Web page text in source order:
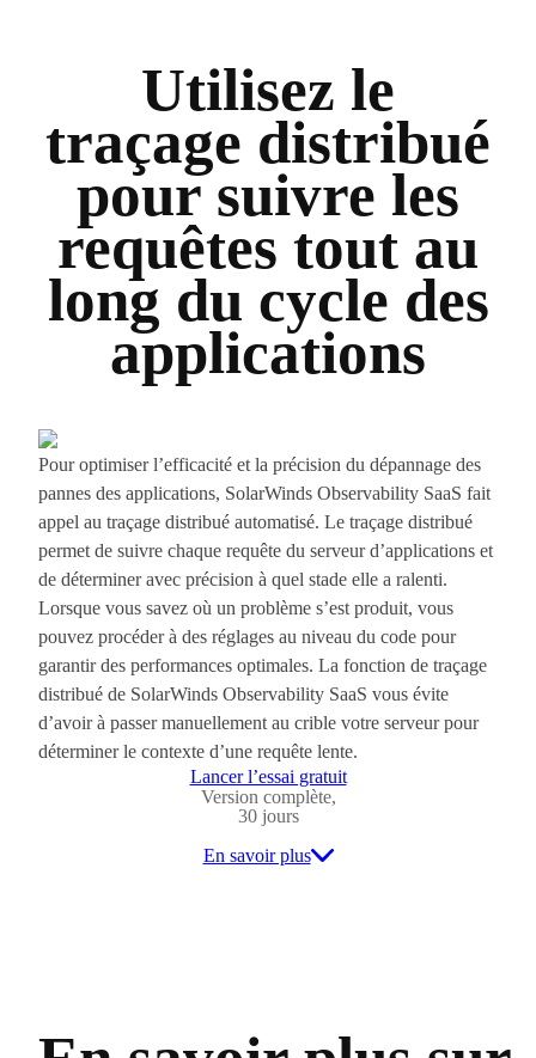
Utilisez le
traçage distribué
pour suivre les
requêtes tout au
long du cycle des
applications
Pour optimiser l’efficacité et la précision du dépannage des
pannes des applications, SolarWinds Observability SaaS fait
appel au traçage distribué automatisé. Le traçage distribué
permet de suivre chaque requête du serveur d’applications et
de déterminer avec précision à quel stade elle a ralenti.
Lorsque vous savez où un problème s’est produit, vous
pouvez procéder à des réglages au niveau du code pour
garantir des performances optimales. La fonction de traçage
distribué de SolarWinds Observability SaaS vous évite
d’avoir à passer manuellement au crible votre serveur pour
déterminer le contexte d’une requête lente.
Lancer l’essai gratuit
Version complète,
30 jours
En savoir plus